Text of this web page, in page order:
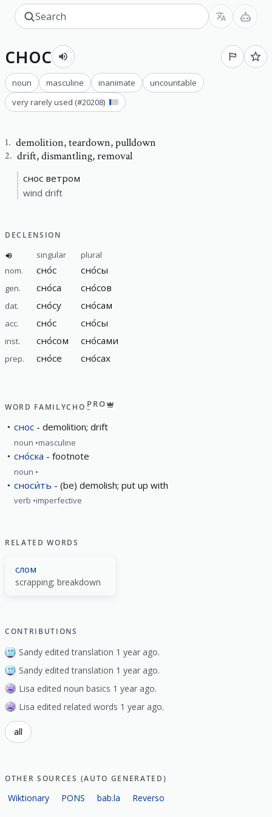
снос
noun masculine inanimate
uncountable
very rarely used (#20208)
1. demolition,teardown, pulldown
2. drift,dismantling, removal
снос ветром
wind drift
DECLENSION
singular
plural
nom.
сно́с сно́сы
gen. сно́са сно́сов
dat. сно́су сно́сам
acc. сно́с сно́сы
inst. сно́сом сно́сами
prep. сно́се сно́сах
WORD FAMILYСНОСPRO
снос demolition; drift
noun masculine
сно́ска footnote
noun
сноси́ть (be) demolish; put up with
verb imperfective
RELATED WORDS
слом
scrapping; breakdown
CONTRIBUTIONS
Sandy edited translation 1 year ago.
Sandy edited translation 1 year ago.
Lisa edited noun basics 1 year ago.
Lisa edited related words 1 year ago.
all
OTHER SOURCES (AUTO GENERATED)
Wiktionary PONS bab.la Reverso